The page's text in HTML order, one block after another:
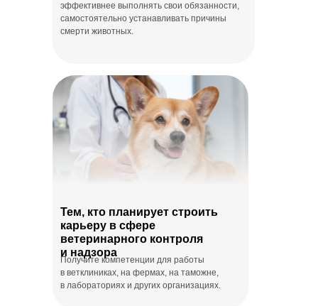
эффективнее выполнять свои обязанности,
самостоятельно устанавливать причины
смерти животных.
Получите компетенции для работы
в ветклиниках, на фермах, на таможне,
в лабораториях и других организациях.
Тем, кто планирует строить
карьеру в сфере
ветеринарного контроля
и надзора